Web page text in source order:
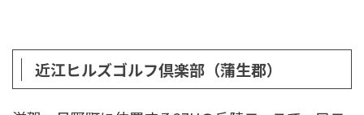
近江ヒルズゴルフ倶楽部（蒲生郡）